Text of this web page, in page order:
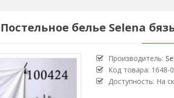
Постельное белье Selena
Производитель:
Код товара: 1648-
Доступность: На